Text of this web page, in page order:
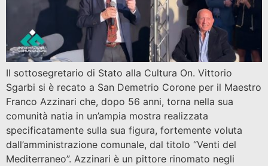
Il sottosegretario di Stato alla Cultura On. Vittorio
Sgarbi si è recato a San Demetrio Corone per il Maestro
Franco Azzinari che, dopo 56 anni, torna nella sua
comunità natia in un’ampia mostra realizzata
specificatamente sulla sua figura, fortemente voluta
dall’amministrazione comunale, dal titolo “Venti del
Mediterraneo”. Azzinari è un pittore rinomato negli